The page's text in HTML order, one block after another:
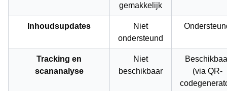
gemakkelijk
Inhoudsupdates
Niet
ondersteund
Tracking en
scananalyse
Niet
beschikbaar
(via QR-